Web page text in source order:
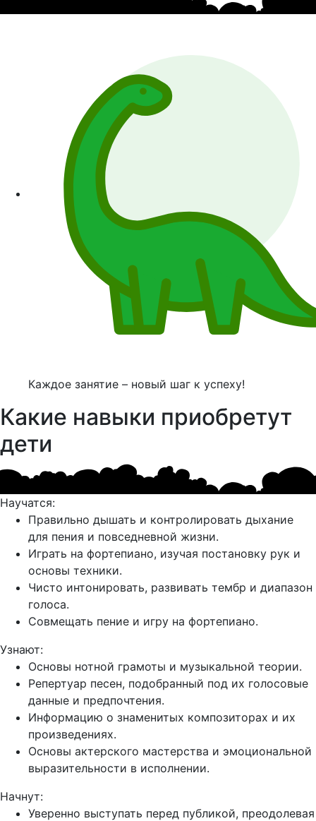
Каждое занятие – новый шаг к успеху!
Какие навыки приобретут
дети
Научатся:
Правильно дышать и контролировать дыхание
для пения и повседневной жизни.
Играть на фортепиано, изучая постановку рук и
основы техники.
Чисто интонировать, развивать тембр и диапазон
голоса.
Совмещать пение и игру на фортепиано.
Узнают:
Основы нотной грамоты и музыкальной теории.
Репертуар песен, подобранный под их голосовые
данные и предпочтения.
Информацию о знаменитых композиторах и их
произведениях.
Основы актерского мастерства и эмоциональной
выразительности в исполнении.
Начнут:
Уверенно выступать перед публикой, преодолевая